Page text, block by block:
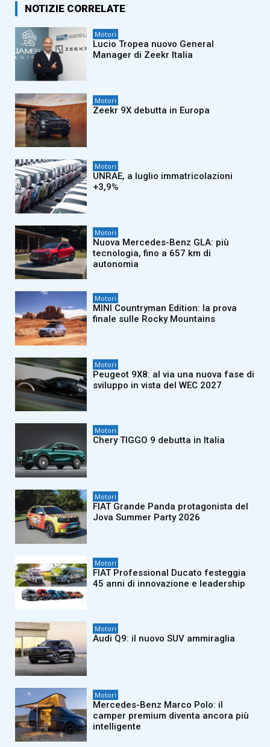
NOTIZIE CORRELATE
Motori
Lucio Tropea nuovo General
Manager di Zeekr Italia
Motori
Zeekr 9X debutta in Europa
Motori
UNRAE, a luglio immatricolazioni
+3,9%
Motori
Nuova Mercedes-Benz GLA: più
tecnologia, fino a 657 km di
autonomia
Motori
MINI Countryman Edition: la prova
finale sulle Rocky Mountains
Motori
Peugeot 9X8: al via una nuova fase di
sviluppo in vista del WEC 2027
Motori
Chery TIGGO 9 debutta in Italia
Motori
FIAT Grande Panda protagonista del
Jova Summer Party 2026
Motori
FIAT Professional Ducato festeggia
45 anni di innovazione e leadership
Motori
Audi Q9: il nuovo SUV ammiraglia
Motori
Mercedes-Benz Marco Polo: il
camper premium diventa ancora più
intelligente